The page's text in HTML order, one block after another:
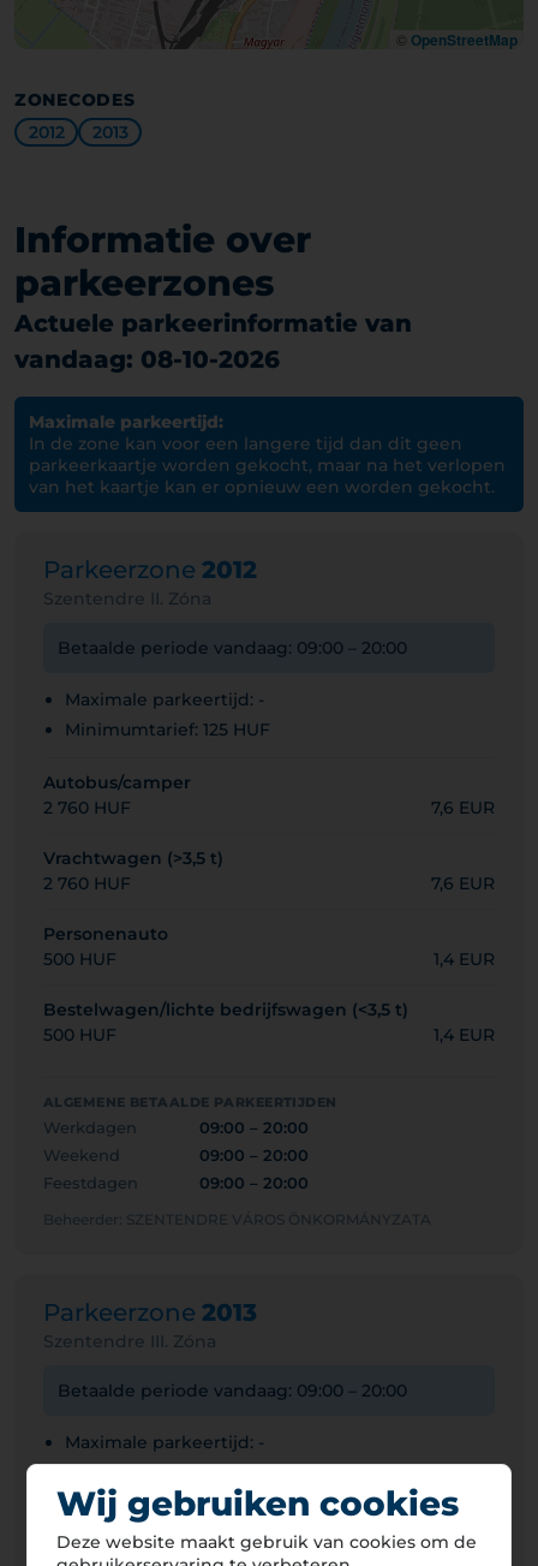
© OpenStreetMap
ZONECODES
2012
2013
Informatie over
parkeerzones
Actuele parkeerinformatie van
vandaag: 08-10-2026
Maximale parkeertijd:
In de zone kan voor een langere tijd dan dit geen
parkeerkaartje worden gekocht, maar na het verlopen
van het kaartje kan er opnieuw een worden gekocht.
Parkeerzone 2012
Szentendre II. Zóna
Betaalde periode vandaag: 09:00 – 20:00
Maximale parkeertijd: -
Minimumtarief: 125 HUF
Autobus/camper
2 760 HUF
7,6 EUR
Vrachtwagen (>3,5 t)
2 760 HUF
7,6 EUR
Personenauto
500 HUF
1,4 EUR
Bestelwagen/lichte bedrijfswagen (<3,5 t)
500 HUF
1,4 EUR
ALGEMENE BETAALDE PARKEERTIJDEN
Werkdagen
09:00 – 20:00
Weekend
09:00 – 20:00
Feestdagen
09:00 – 20:00
Beheerder: SZENTENDRE VÁROS ÖNKORMÁNYZATA
Parkeerzone 2013
Szentendre III. Zóna
Betaalde periode vandaag: 09:00 – 20:00
Maximale parkeertijd: -
Minimumtarief: 165 HUF
Personenauto
660 HUF
1,9 EUR
Wij gebruiken cookies
Deze website maakt gebruik van cookies om de